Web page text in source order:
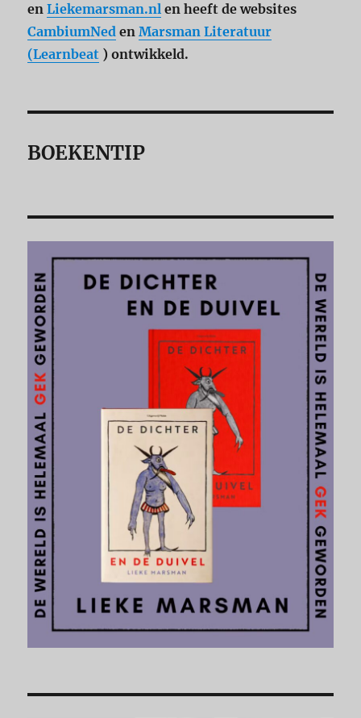
enLiekemarsman.nl en heeft de websites
CambiumNed enMarsman Literatuur
(Learnbeat ) ontwikkeld.
BOEKENTIP